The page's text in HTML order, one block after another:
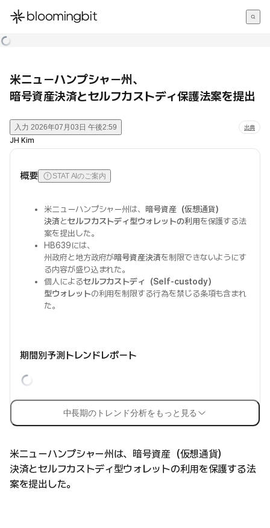
한국어
米ニューハンプシャー州、
暗号資産決済とセルフカストディ保護法案を提出
入力 2026年07月03日 午後2:59 出典
JH Kim
概要 STAT AIのご案内
米ニューハンプシャー州は、 暗号資産（仮想通貨）
決済とセルフカストディ型ウォレットの利用を保護する法
案を提出した。
HB639には、
州政府と地方政府が暗号資産決済を制限できないようにす
る内容が盛り込まれた。
個人によるセルフカストディ（Self-custody）
型ウォレットの利用を制限する行為を禁じる条項も含まれ
た。
期間別予測トレンドレポート
中長期のトレンド分析をもっと見る
米ニューハンプシャー州は、暗号資産（仮想通貨）
決済とセルフカストディ型ウォレットの利用を保護する法
案を提出した。